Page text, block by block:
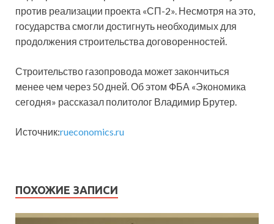
против реализации проекта «СП-2». Несмотря на это,
государства смогли достигнуть необходимых для
продолжения строительства договоренностей.
Строительство газопровода может закончиться
менее чем через 50 дней. Об этом ФБА «Экономика
сегодня» рассказал политолог Владимир Брутер.
Источник:rueconomics.ru
ПОХОЖИЕ ЗАПИСИ